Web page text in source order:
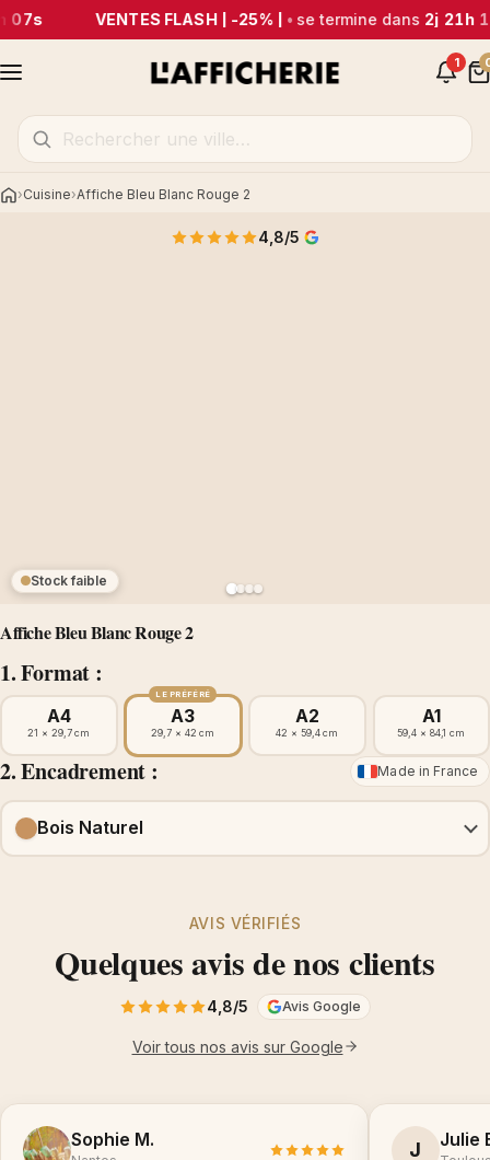
07s VENTES FLASH | -25% | •se termine dans2j 21h
1
AccueilCuisine Affiche Bleu Blanc Rouge 2
Affiche Bleu Blanc Rouge 2
1. Format :
Stock faible
4,8/5
A4
21 × 29,7 cm
LE PRÉFÉRÉ
A3
29,7 × 42 cm
A2
42 × 59,4 cm
A1
59,4 × 84,1 cm
2. Encadrement : Made in France
Bois Naturel
AVIS VÉRIFIÉS
Quelques avis de nos clients
4,8/5 Avis Google
Voir tous nos avis sur Google
Sophie M. J Julie